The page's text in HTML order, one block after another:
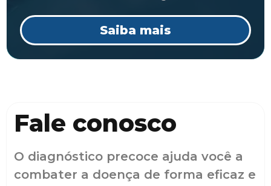
Saiba mais
Fale conosco
O diagnóstico precoce ajuda você a
combater a doença de forma eficaz e